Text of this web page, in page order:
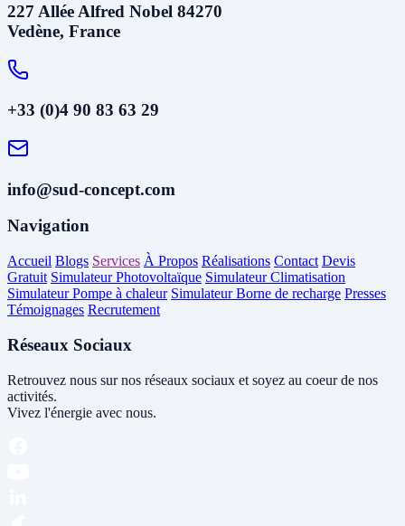
227 Allée Alfred Nobel 84270
Vedène, France
+33 (0)4 90 83 63 29
info@sud-concept.com
Navigation
Accueil Blogs Services À Propos Réalisations Contact Devis
Gratuit Simulateur Photovoltaïque Simulateur Climatisation
Simulateur Pompe à chaleur Simulateur Borne de recharge Presses
Témoignages Recrutement
Réseaux Sociaux
Retrouvez nous sur nos réseaux sociaux et soyez au coeur de nos
activités.
Vivez l'énergie avec nous.